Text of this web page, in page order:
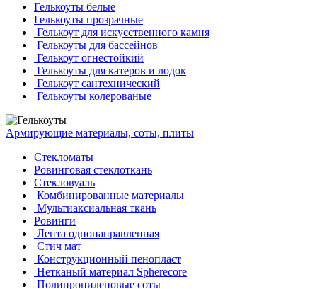
Гелькоуты белые
Гелькоуты прозрачные
Гелькоут для искусственного камня
Гелькоуты для бассейнов
Гелькоут огнестойкий
Гелькоуты для катеров и лодок
Гелькоут сантехнический
Гелькоуты колерованые
Армирующие материалы, соты, плиты
Стекломаты
Ровинговая стеклоткань
Стекловуаль
Комбинированные материалы
Мультиаксиальная ткань
Ровинги
Лента однонаправленная
Стич мат
Конструкционный пенопласт
Нетканый материал Spherecore
Полипропиленовые соты